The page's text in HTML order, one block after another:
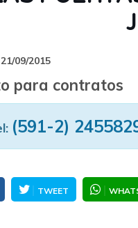
21/09/2015
para contratos
(591-2)
TWEET